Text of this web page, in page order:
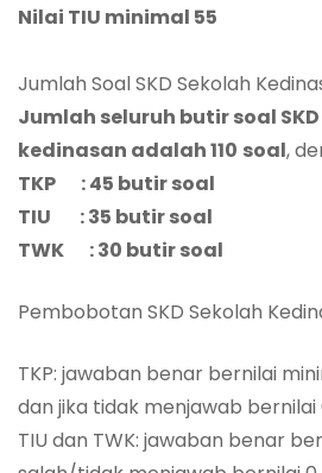
Nilai TIU minimal 55
Jumlah Soal SKD Sekolah
Jumlah seluruh butir soal
kedinasan adalah 110 soal,
TKP : 45 butir soal
TIU : 35 butir soal
TWK : 30 butir soal
Pembobotan SKD Sekolah
TKP: jawaban benar bernilai
dan jika tidak menjawab bernilai
TIU dan TWK: jawaban benar